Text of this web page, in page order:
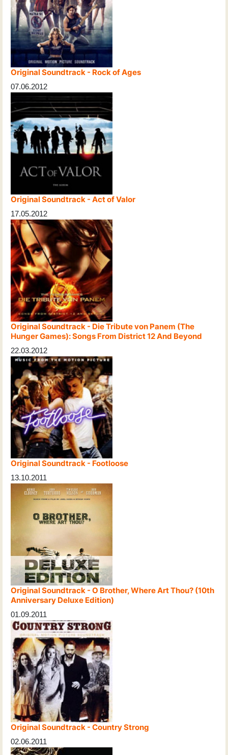
Original Soundtrack - Rock of Ages
07.06.2012
Original Soundtrack - Act of Valor
17.05.2012
Original Soundtrack - Die Tribute von Panem (The
Hunger Games): Songs From District 12 And Beyond
22.03.2012
Original Soundtrack - Footloose
13.10.2011
Original Soundtrack - O Brother, Where Art Thou? (10th
Anniversary Deluxe Edition)
01.09.2011
Original Soundtrack - Country Strong
02.06.2011